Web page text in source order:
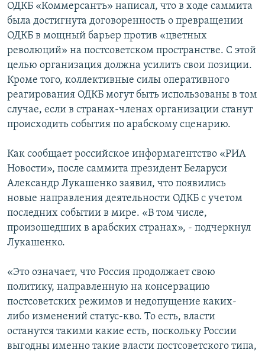
ОДКБ «Коммерсантъ» написал, что в ходе саммита
была достигнута договоренность о превращении
ОДКБ в мощный барьер против «цветных
революций» на постсоветском пространстве. С этой
целью организация должна усилить свои позиции.
Кроме того, коллективные силы оперативного
реагирования ОДКБ могут быть использованы в том
случае, если в странах-членах организации станут
происходить события по арабскому сценарию.
Как сообщает российское информагентство «РИА
Новости», после саммита президент Беларуси
Александр Лукашенко заявил, что появились
новые направления деятельности ОДКБ с учетом
последних событии в мире. «В том числе,
произошедших в арабских странах», - подчеркнул
Лукашенко.
«Это означает, что Россия продолжает свою
политику, направленную на консервацию
постсоветских режимов и недопущение каких-
либо изменений статус-кво. То есть, власти
останутся такими какие есть, поскольку России
выгодны именно такие власти постсоветского типа,